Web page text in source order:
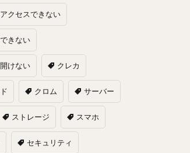
クセスできない
きない
けない クレカ
クロム サーバー
ストレージ スマホ
セキュリティ